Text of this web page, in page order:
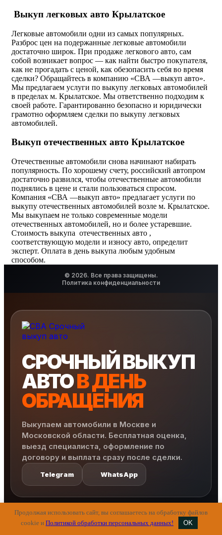
Выкуп легковых авто Крылатское
Легковые автомобили одни из самых популярных.
Разброс цен на подержанные легковые автомобили
достаточно широк. При продаже легкового авто, сам
собой возникает вопрос — как найти быстро покупателя,
как не прогадать с ценой, как обезопасить себя во время
сделки? Обращайтесь в компанию «СВА —выкуп авто».
Мы предлагаем услуги по выкупу легковых автомобилей
в пределах м. Крылатское. Мы ответственно подходим к
своей работе. Гарантированно безопасно и юридически
грамотно оформляем сделки по выкупу легковых
автомобилей.
Выкуп отечественных авто Крылатское
Отечественные автомобили снова начинают набирать
популярность. По хорошему счету, российский автопром
достаточно развился, чтобы отечественные автомобили
поднялись в цене и стали пользоваться спросом.
Компания «СВА —выкуп авто» предлагает услуги по
выкупу отечественных автомобилей возле м. Крылатское.
Мы выкупаем не только современные модели
отечественных автомобилей, но и более устаревшие.
Стоимость выкупа отечественных авто ,
соответствующую модели и износу авто, определит
эксперт. Оплата в день выкупа любым удобным
способом.
© 2026. Все права защищены.
Политика конфиденциальности
СРОЧНЫЙ ВЫКУП
АВТОВ ДЕНЬ
ОБРАЩЕНИЯ
Выкупаем автомобили в Москве и
Московской области. Бесплатная оценка,
выезд специалиста, оформление по
договору и выплата сразу после сделки.
Telegram WhatsApp
МЕНЮ САЙТА
Продолжая использовать сайт, вы соглашаетесь на обработку файлов
cookie иПолитикой обработки персональных данных! OK